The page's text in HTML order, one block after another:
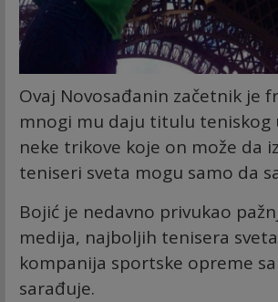
Ovaj Novosađanin začetnik je
mnogi mu daju titulu teniskog
neke trikove koje on može da
teniseri sveta mogu samo da
Bojić je nedavno privukao
medija, najboljih tenisera
kompanija sportske opreme
sarađuje.